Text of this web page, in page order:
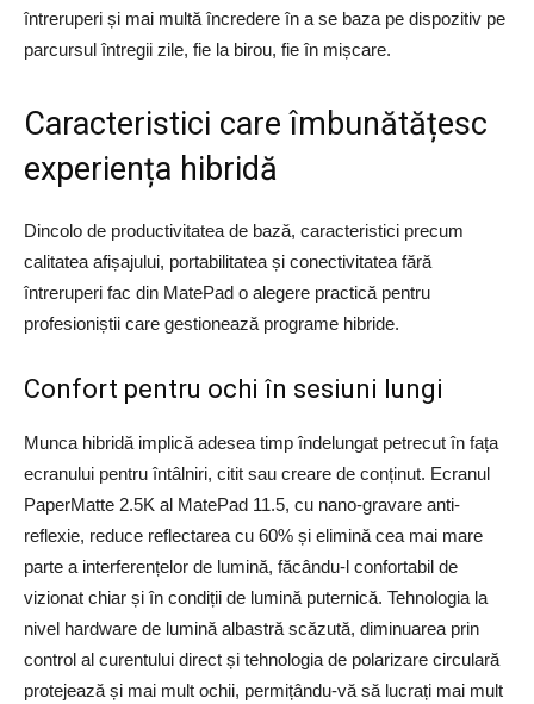
întreruperi și mai multă încredere în a se baza pe dispozitiv pe
parcursul întregii zile, fie la birou, fie în mișcare.
Caracteristici care îmbunătățesc
experiența hibridă
Dincolo de productivitatea de bază, caracteristici precum
calitatea afișajului, portabilitatea și conectivitatea fără
întreruperi fac din MatePad o alegere practică pentru
profesioniștii care gestionează programe hibride.
Confort pentru ochi în sesiuni lungi
Munca hibridă implică adesea timp îndelungat petrecut în fața
ecranului pentru întâlniri, citit sau creare de conținut. Ecranul
PaperMatte 2.5K al MatePad 11.5, cu nano-gravare anti-
reflexie, reduce reflectarea cu 60% și elimină cea mai mare
parte a interferențelor de lumină, făcându-l confortabil de
vizionat chiar și în condiții de lumină puternică. Tehnologia la
nivel hardware de lumină albastră scăzută, diminuarea prin
control al curentului direct și tehnologia de polarizare circulară
protejează și mai mult ochii, permițându-vă să lucrați mai mult